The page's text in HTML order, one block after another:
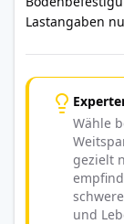
Lastangaben
Wähle
gezielt
und